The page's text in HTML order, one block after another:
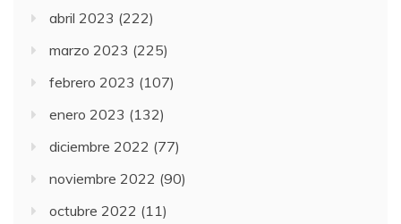
abril 2023 (222)
marzo 2023 (225)
febrero 2023 (107)
enero 2023 (132)
diciembre 2022 (77)
noviembre 2022 (90)
octubre 2022 (11)